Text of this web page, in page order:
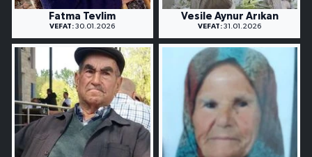
Fatma Tevlim
VEFAT: 30.01.2026
Vesile Aynur Arıkan
VEFAT: 31.01.2026